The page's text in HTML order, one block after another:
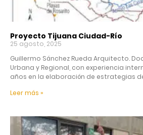
Proyecto Tijuana Ciudad-Río
25 agosto, 2025
Guillermo Sánchez Rueda Arquitecto.
Urbana y Regional, con experiencia
años en la elaboración de estrategias
Leer más »